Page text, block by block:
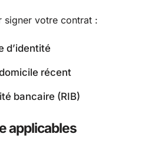
signer votre contrat :
d’identité
récent
bancaire (RIB)
applicables